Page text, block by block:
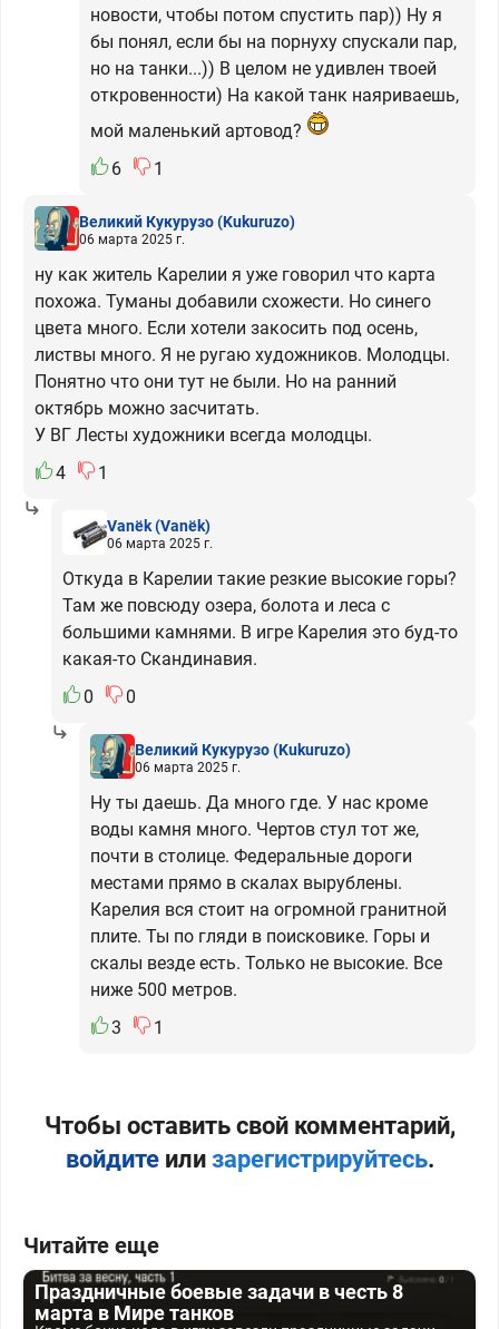
новости, чтобы потом спустить пар)) Ну я
бы понял, если бы на порнуху спускали пар,
но на танки...)) В целом не удивлен твоей
откровенности) На какой танк наяриваешь,
мой маленький артовод?
6
1
Великий Кукурузо(Kukuruzo)
06 марта 2025 г.
ну как житель Карелии я уже говорил что карта
похожа. Туманы добавили схожести. Но синего
цвета много. Если хотели закосить под осень,
листвы много. Я не ругаю художников. Молодцы.
Понятно что они тут не были. Но на ранний
октябрь можно засчитать.
У ВГ Лесты художники всегда молодцы.
4
1
Vanёk(Vanёk)
06 марта 2025 г.
Откуда в Карелии такие резкие высокие горы?
Там же повсюду озера, болота и леса с
большими камнями. В игре Карелия это буд-то
какая-то Скандинавия.
0
0
Великий Кукурузо(Kukuruzo)
06 марта 2025 г.
Ну ты даешь. Да много где. У нас кроме
воды камня много. Чертов стул тот же,
почти в столице. Федеральные дороги
местами прямо в скалах вырублены.
Карелия вся стоит на огромной гранитной
плите. Ты по гляди в поисковике. Горы и
скалы везде есть. Только не высокие. Все
ниже 500 метров.
3
1
Чтобы оставить свой комментарий,
войдитеили зарегистрируйтесь.
Читайте еще
Праздничные боевые задачи в честь 8
марта в Мире танков